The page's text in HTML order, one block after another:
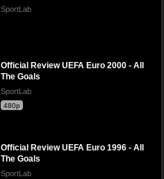
SportLab
Official Review UEFA Euro 2000 - All
The Goals
SportLab
480p
Official Review UEFA Euro 1996 - All
The Goals
SportLab